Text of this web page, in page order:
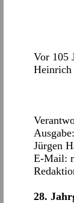
Vor 105
Heinrich
Ausgabe:
Jürgen
E-Mail:
28.